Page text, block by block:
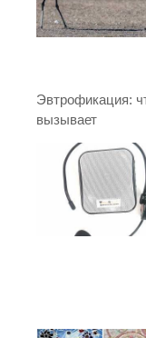
Эвтрофикация:
вызывает